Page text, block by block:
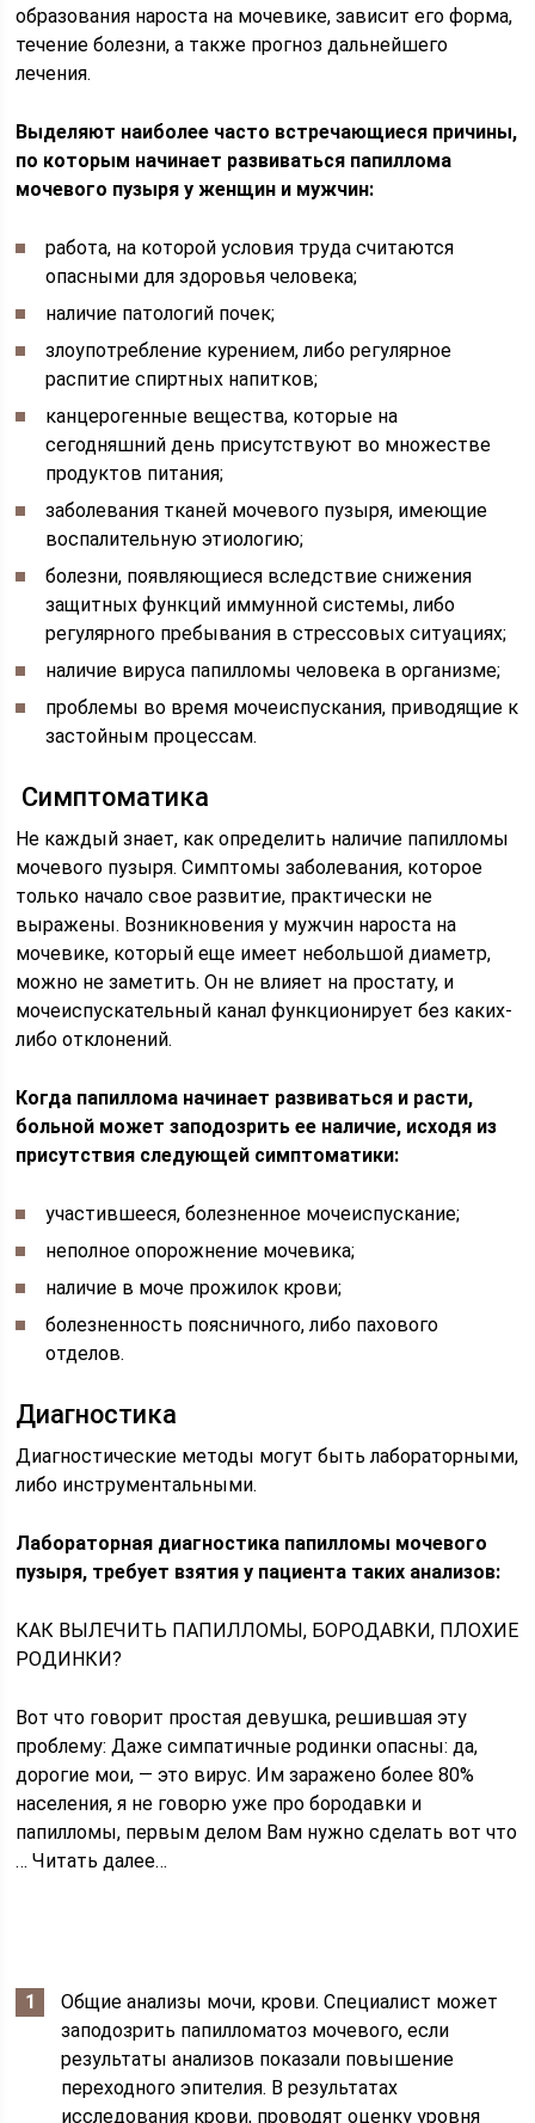
образования нароста на мочевике, зависит его форма,
течение болезни, а также прогноз дальнейшего
лечения.
Выделяют наиболее часто встречающиеся причины,
по которым начинает развиваться папиллома
мочевого пузыря у женщин и мужчин:
работа, на которой условия труда считаются
опасными для здоровья человека;
наличие патологий почек;
злоупотребление курением, либо регулярное
распитие спиртных напитков;
канцерогенные вещества, которые на
сегодняшний день присутствуют во множестве
продуктов питания;
заболевания тканей мочевого пузыря, имеющие
воспалительную этиологию;
болезни, появляющиеся вследствие снижения
защитных функций иммунной системы, либо
регулярного пребывания в стрессовых ситуациях;
наличие вируса папилломы человека в организме;
проблемы во время мочеиспускания, приводящие к
застойным процессам.
Симптоматика
Не каждый знает, как определить наличие папилломы
мочевого пузыря. Симптомы заболевания, которое
только начало свое развитие, практически не
выражены. Возникновения у мужчин нароста на
мочевике, который еще имеет небольшой диаметр,
можно не заметить. Он не влияет на простату, и
мочеиспускательный канал функционирует без каких-
либо отклонений.
Когда папиллома начинает развиваться и расти,
больной может заподозрить ее наличие, исходя из
присутствия следующей симптоматики:
участившееся, болезненное мочеиспускание;
неполное опорожнение мочевика;
наличие в моче прожилок крови;
болезненность поясничного, либо пахового
отделов.
Диагностика
Диагностические методы могут быть лабораторными,
либо инструментальными.
Лабораторная диагностика папилломы мочевого
пузыря, требует взятия у пациента таких анализов:
КАК ВЫЛЕЧИТЬ ПАПИЛЛОМЫ, БОРОДАВКИ, ПЛОХИЕ
РОДИНКИ?
Вот что говорит простая девушка, решившая эту
проблему: Даже симпатичные родинки опасны: да,
дорогие мои, — это вирус. Им заражено более 80%
населения, я не говорю уже про бородавки и
папилломы, первым делом Вам нужно сделать вот что
… Читать далее…
Общие анализы мочи, крови. Специалист может
заподозрить папилломатоз мочевого, если
результаты анализов показали повышение
переходного эпителия. В результатах
исследования крови, проводят оценку уровня